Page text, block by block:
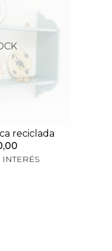
reciclada
INTERÉS